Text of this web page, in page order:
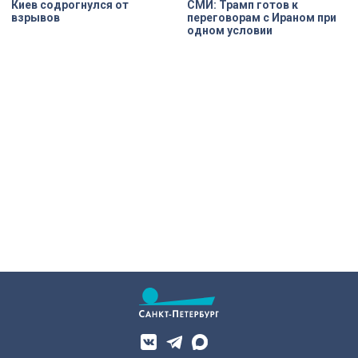
Киев содрогнулся от
взрывов
СМИ: Трамп готов к
переговорам с Ираном при
одном условии